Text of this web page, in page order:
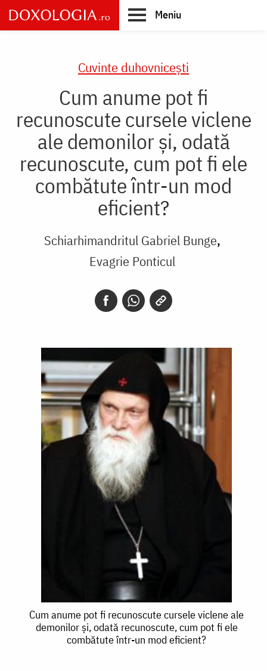
Skip
to
main
Meniu
Cuvinte duhovnicești
Cum anume pot fi
recunoscute cursele viclene
ale demonilor şi, odată
recunoscute, cum pot fi ele
combătute într-un mod
eficient?
Schiarhimandritul Gabriel Bunge
Evagrie Ponticul
Cum
anume
Cum anume pot fi recunoscute cursele viclene ale
demonilor şi, odată recunoscute, cum pot fi ele
combătute într-un mod eficient?